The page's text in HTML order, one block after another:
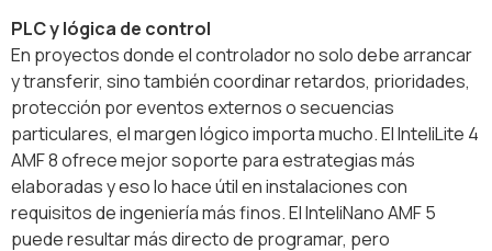
PLC y lógica de control
En proyectos donde el controlador no solo debe arrancar
y transferir, sino también coordinar retardos, prioridades,
protección por eventos externos o secuencias
particulares, el margen lógico importa mucho. El InteliLite 4
AMF 8 ofrece mejor soporte para estrategias más
elaboradas y eso lo hace útil en instalaciones con
requisitos de ingeniería más finos. El InteliNano AMF 5
puede resultar más directo de programar, pero